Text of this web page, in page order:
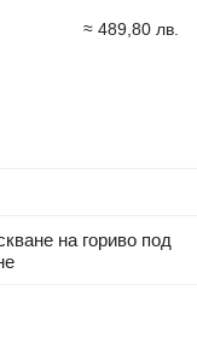
≈ 489,80 лв.
на гориво под